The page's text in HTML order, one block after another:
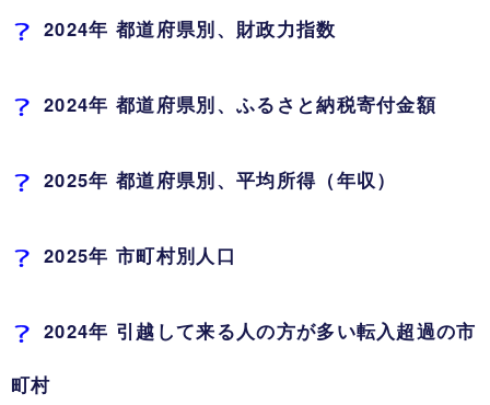
2024年 都道府県別、財政力指数
2024年 都道府県別、ふるさと納税寄付金額
2025年 都道府県別、平均所得（年収）
2025年 市町村別人口
2024年 引越して来る人の方が多い転入超過の市
町村